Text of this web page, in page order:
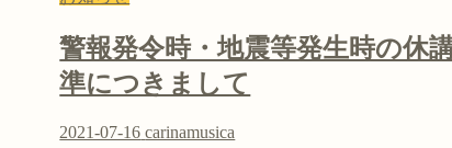
警報発令時・地震等発生時の休
準につきまして
2021-07-16 carinamusica